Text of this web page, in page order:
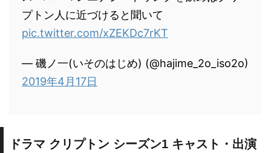
プトン人に近づけると聞いて
pic.twitter.com/xZEKDc7rKT
— 磯ノ一(いそのはじめ) (@hajime_2o_iso2o)
2019年4月17日
ドラマ クリプトン シーズン1 キャスト・出演